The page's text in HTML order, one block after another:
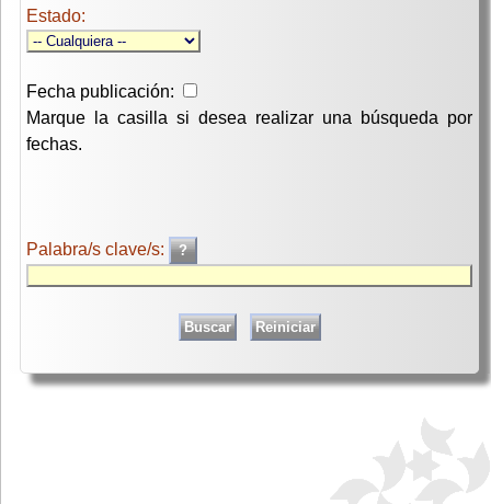
Estado:
Fecha publicación:
Marque la casilla si desea realizar una búsqueda por
fechas.
Palabra/s clave/s: